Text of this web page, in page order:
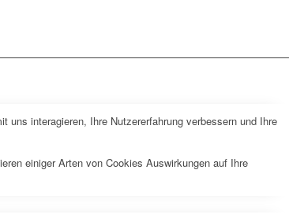
interagieren, Ihre Nutzererfahrung verbessern und Ihre
einiger Arten von Cookies Auswirkungen auf Ihre